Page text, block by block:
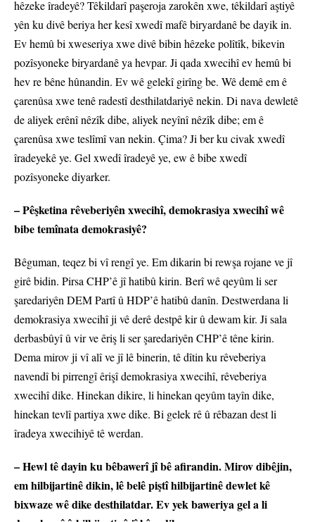
hêzeke îradeyê? Têkildarî paşeroja zarokên xwe, têkildarî aştiyê
yên ku divê beriya her kesî xwedî mafê biryardanê be dayik in.
Ev hemû bi xweseriya xwe divê bibin hêzeke polîtîk, bikevin
pozîsyoneke biryardanê ya hevpar. Ji qada xwecihî ev hemû bi
hev re bêne hûnandin. Ev wê gelekî girîng be. Wê demê em ê
çarenûsa xwe tenê radestî desthilatdariyê nekin. Di nava dewletê
de aliyek erênî nêzîk dibe, aliyek neyînî nêzîk dibe; em ê
çarenûsa xwe teslîmî van nekin. Çima? Ji ber ku civak xwedî
îradeyekê ye. Gel xwedî îradeyê ye, ew ê bibe xwedî
pozîsyoneke diyarker.
– Pêşketina rêveberiyên xwecihî, demokrasiya xwecihî wê
bibe temînata demokrasiyê?
Bêguman, teqez bi vî rengî ye. Em dikarin bi rewşa rojane ve jî
girê bidin. Pirsa CHP’ê jî hatibû kirin. Berî wê qeyûm li ser
şaredariyên DEM Partî û HDP’ê hatibû danîn. Destwerdana li
demokrasiya xwecihî ji vê derê destpê kir û dewam kir. Ji sala
derbasbûyî û vir ve êriş li ser şaredariyên CHP’ê têne kirin.
Dema mirov ji vî alî ve jî lê binerin, tê dîtin ku rêveberiya
navendî bi pirrengî êrişî demokrasiya xwecihî, rêveberiya
xwecihî dike. Hinekan dikire, li hinekan qeyûm tayîn dike,
hinekan tevlî partiya xwe dike. Bi gelek rê û rêbazan dest li
îradeya xwecihiyê tê werdan.
– Hewl tê dayin ku bêbawerî jî bê afirandin. Mirov dibêjin,
em hilbijartinê dikin, lê belê piştî hilbijartinê dewlet kê
bixwaze wê dike desthilatdar. Ev yek baweriya gel a li